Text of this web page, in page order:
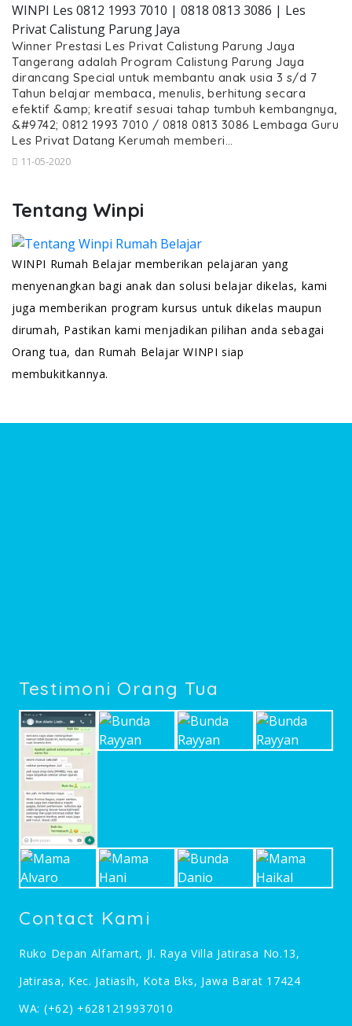
WINPI Les 0812 1993 7010 | 0818 0813 3086 | Les
Privat Calistung Parung Jaya
Winner Prestasi Les Privat Calistung Parung Jaya
Tangerang adalah Program Calistung Parung Jaya
dirancang Special untuk membantu anak usia 3 s/d 7
Tahun belajar membaca, menulis, berhitung secara
efektif &amp; kreatif sesuai tahap tumbuh kembangnya,
&#9742; 0812 1993 7010 / 0818 0813 3086 Lembaga Guru
Les Privat Datang Kerumah memberi…
11-05-2020
Tentang Winpi
WINPI Rumah Belajar memberikan pelajaran yang
menyenangkan bagi anak dan solusi belajar dikelas, kami
juga memberikan program kursus untuk dikelas maupun
dirumah, Pastikan kami menjadikan pilihan anda sebagai
Orang tua, dan Rumah Belajar WINPI siap
membukitkannya.
Testimoni Orang Tua
Contact Kami
Ruko Depan Alfamart, Jl. Raya Villa Jatirasa No.13,
Jatirasa, Kec. Jatiasih, Kota Bks, Jawa Barat 17424
WA: (+62) +6281219937010